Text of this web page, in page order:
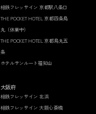
相鉄フレッサイン 京都駅八条口
THE POCKET HOTEL 京都四条烏
丸（休業中）
THE POCKET HOTEL 京都烏丸五
条
ホテルサンルート福知山
大阪府
相鉄フレッサイン 北浜
相鉄フレッサイン 大阪心斎橋